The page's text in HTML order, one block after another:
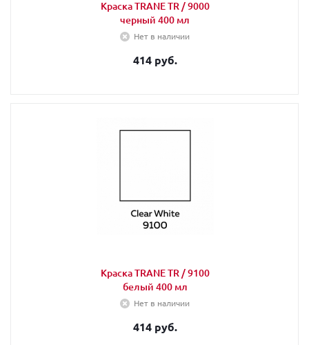
Краска TRANE TR / 9000
черный 400 мл
Нет в наличии
414 руб.
Краска TRANE TR / 9100
белый 400 мл
Нет в наличии
414 руб.